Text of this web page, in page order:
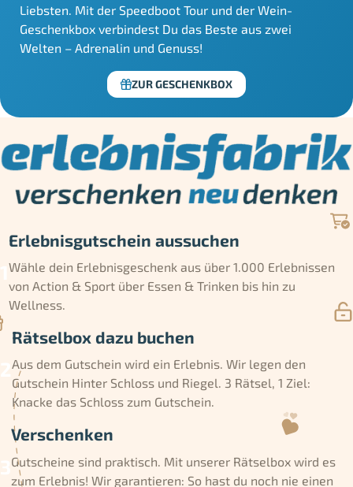
Liebsten. Mit der Speedboot Tour und der Wein-
Geschenkbox verbindest Du das Beste aus zwei
Welten – Adrenalin und Genuss!
ZUR GESCHENKBOX
Erlebnisgutschein aussuchen
Wähle dein Erlebnisgeschenk aus über 1.000 Erlebnissen
von Action & Sport über Essen & Trinken bis hin zu
Wellness.
Rätselbox dazu buchen
Aus dem Gutschein wird ein Erlebnis. Wir legen den
Gutschein Hinter Schloss und Riegel. 3 Rätsel, 1 Ziel:
Knacke das Schloss zum Gutschein.
Verschenken
Gutscheine sind praktisch. Mit unserer Rätselbox wird es
zum Erlebnis! Wir garantieren: So hast du noch nie einen